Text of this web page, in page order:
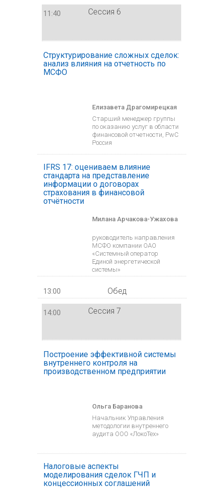
11:40 Сессия 6
Структурирование сложных сделок:
анализ влияния на отчетность по
МСФО
Старший менеджер группы
по оказанию услуг в области
финансовой отчетности, PwC
Россия
Елизавета Драгомирецкая
IFRS 17: оцениваем влияние
стандарта на представление
информации о договорах
страхования в финансовой
отчётности
руководитель направления
МСФО компании ОАО
«Системный оператор
Единой энергетической
системы»
Милана Арчакова-Ужахова
Обед
13:00
14:00 Сессия 7
Построение эффективной системы
внутреннего контроля на
производственном предприятии
Начальник Управления
методологии внутреннего
аудита ООО «ЛокоТех»
Ольга Баранова
Налоговые аспекты
моделирования сделок ГЧП и
концессионных соглашений